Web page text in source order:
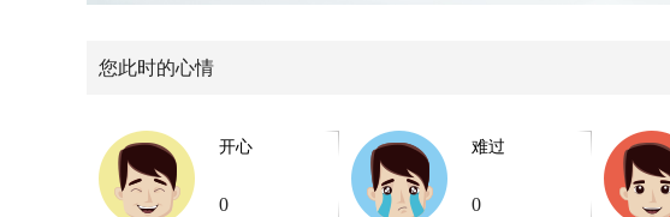
您此时的心情
开心
0
难过
0